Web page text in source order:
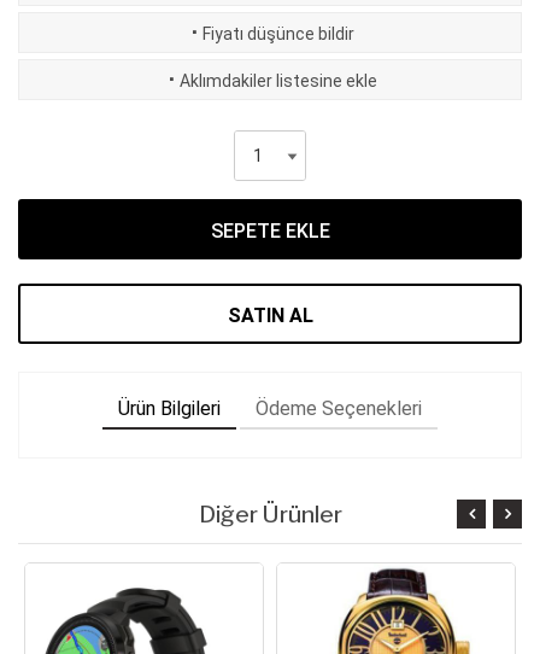
· Fiyatı düşünce bildir
· Aklımdakiler listesine ekle
SEPETE EKLE
SATIN AL
Ürün Bilgileri Ödeme Seçenekleri
Diğer Ürünler